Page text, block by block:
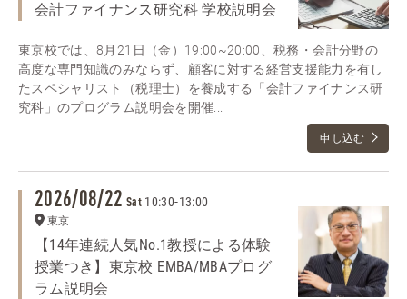
会計ファイナンス研究科 学校説明会
東京校では、8月21日（金）19:00~20:00、税務・会計分野の
高度な専門知識のみならず、顧客に対する経営支援能力を有し
たスペシャリスト（税理士）を養成する「会計ファイナンス研
究科」のプログラム説明会を開催...
申し込む
2026/08/22 Sat 10:30-13:00
東京
【14年連続人気No.1教授による体験
授業つき】東京校 EMBA/MBAプログ
ラム説明会